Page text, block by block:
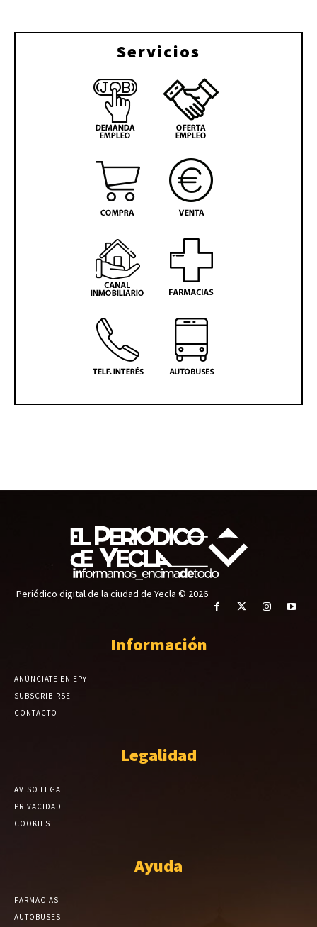
Servicios
Periódico digital de la ciudad de Yecla © 2026
Información
ANÚNCIATE EN EPY
SUBSCRIBIRSE
CONTACTO
Legalidad
AVISO LEGAL
PRIVACIDAD
COOKIES
Ayuda
FARMACIAS
AUTOBUSES